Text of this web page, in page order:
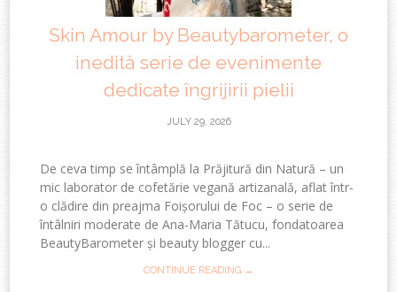
Skin Amour by Beautybarometer, o
inedită serie de evenimente
dedicate îngrijirii pielii
JULY 29, 2026
De ceva timp se întâmplă la Prăjitură din Natură – un
mic laborator de cofetărie vegană artizanală, aflat într-
o clădire din preajma Foișorului de Foc – o serie de
întâlniri moderate de Ana-Maria Tătucu, fondatoarea
BeautyBarometer și beauty blogger cu...
CONTINUE READING →